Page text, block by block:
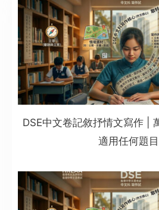
DSE中文卷記敘抒情文寫作 |
適用任何題目